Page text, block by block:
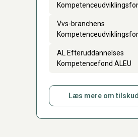
Vvs-branchens
AL Efteruddannelses
Kompetencefond ALEU
Læs mere om tilskud